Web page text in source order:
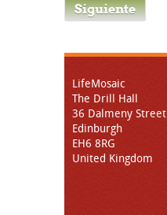
Siguiente
LifeMosaic
The Drill Hall
36 Dalmeny Street
Edinburgh
EH6 8RG
United Kingdom